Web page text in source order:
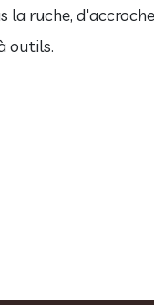
ruche,
outils.